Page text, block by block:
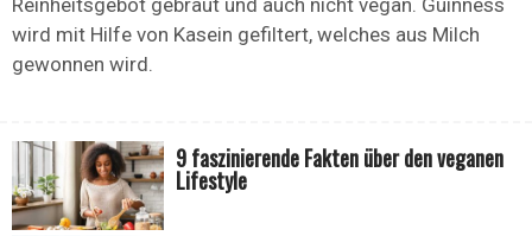
Reinheitsgebot gebraut und auch nicht vegan. Guinness
wird mit Hilfe von Kasein gefiltert, welches aus Milch
gewonnen wird.
9 faszinierende Fakten über den veganen
Lifestyle